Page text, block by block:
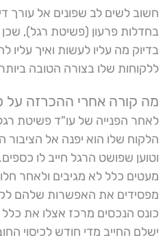
חשוב לשים לב שפונים אל עורך דין
בחדלות פרעון (פשיטת רגל),
בדיוק מה עליו לעשות ואיך עליו
ללקוחות שלו בצורה הטובה
מה קורה אחרי ההכרזה על
לאחר הפנייה של עו"ד פשיטת
הלקוח שלו הוא יפנה אל הציבור
וטוען שפושט הרגל חייב לו
מעטים כלל לא מגיבים ולאחר
מפסידים את האפשרות שלהם
כונס הנכסים מרכז אצלו את
ישלם החייב מדי חודש לכיסוי